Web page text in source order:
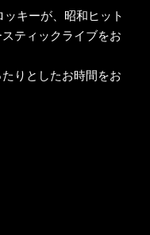
キーが、昭和ヒット
ティックライブをお
りとしたお時間をお